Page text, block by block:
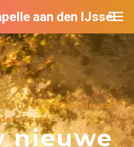
aan den IJssel
in Capelle aan
IJssel
nieuwe